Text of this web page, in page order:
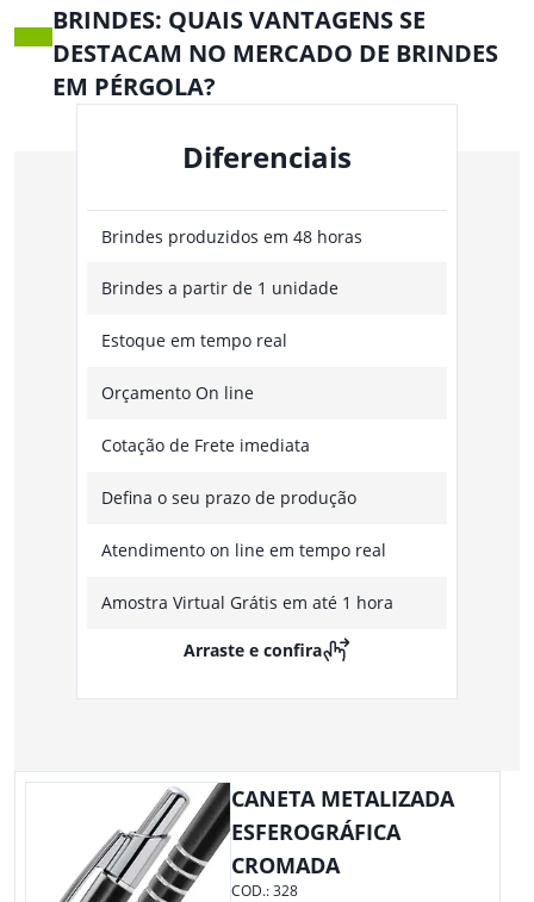
BRINDES: QUAIS VANTAGENS SE
DESTACAM NO MERCADO DE BRINDES
EM PÉRGOLA?
Diferenciais
Brindes produzidos em 48 horas
Brindes a partir de 1 unidade
Estoque em tempo real
Orçamento On line
Cotação de Frete imediata
Defina o seu prazo de produção
Atendimento on line em tempo real
Amostra Virtual Grátis em até 1 hora
Arraste e confira
CANETA METALIZADA
ESFEROGRÁFICA
CROMADA
COD.:328